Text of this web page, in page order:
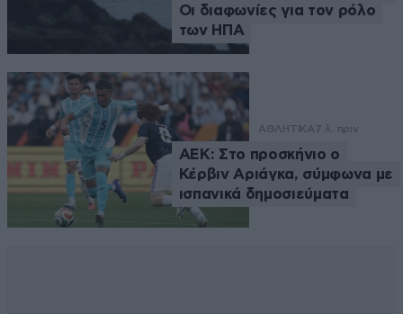
Οι διαφωνίες για τον ρόλο
των ΗΠΑ
ΑΘΛΗΤΙΚΑ7 λ. πριν
ΑΕΚ: Στο προσκήνιο ο
Κέρβιν Αριάγκα, σύμφωνα με
ισπανικά δημοσιεύματα